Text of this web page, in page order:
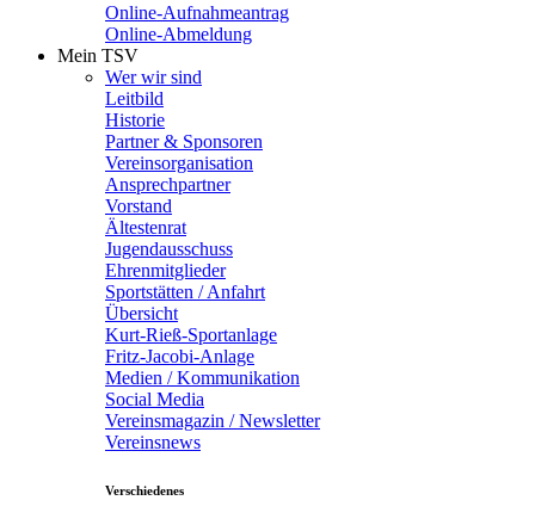
Online-Aufnahmeantrag
Online-Abmeldung
Mein TSV
Wer wir sind
Leitbild
Historie
Partner & Sponsoren
Vereinsorganisation
Ansprechpartner
Vorstand
Ältestenrat
Jugendausschuss
Ehrenmitglieder
Sportstätten / Anfahrt
Übersicht
Kurt-Rieß-Sportanlage
Fritz-Jacobi-Anlage
Medien / Kommunikation
Social Media
Vereinsmagazin / Newsletter
Vereinsnews
Verschiedenes